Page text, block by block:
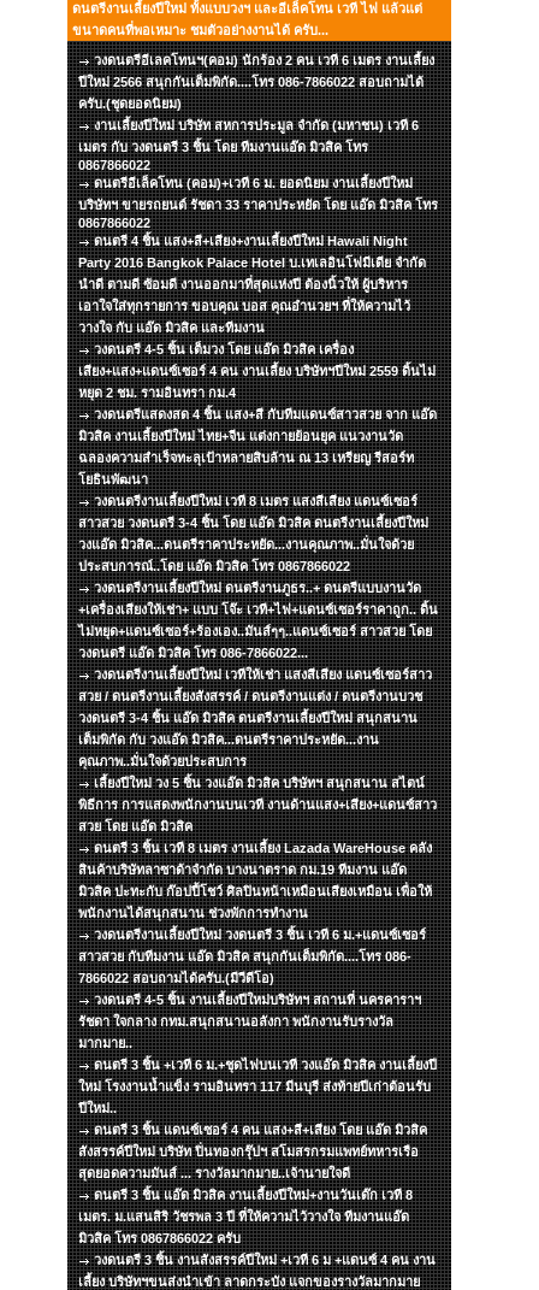
ดนตรีงานเลี้ยงปีใหม่ ทั้งแบบวงฯ และอีเล็คโทน เวที ไฟ แล้วแต่
ขนาดคนที่พอเหมาะ ชมตัวอย่างงานได้ ครับ...
วงดนตรีอีเลคโทนฯ(คอม) นักร้อง 2 คน เวที 6 เมตร งานเลี้ยง
ปีใหม่ 2566 สนุกกันเต็มพิกัด....โทร 086-7866022 สอบถามได้
ครับ.(ชุดยอดนิยม)
งานเลี้ยงปีใหม่ บริษัท สหการประมูล จำกัด (มหาชน) เวที 6
เมตร กับ วงดนตรี 3 ชิ้น โดย ทีมงานแอ๊ด มิวสิค โทร
0867866022
ดนตรีอีเล็คโทน (คอม)+เวที 6 ม. ยอดนิยม งานเลี้ยงปีใหม่
บริษัทฯ ขายรถยนต์ รัชดา 33 ราคาประหยัด โดย แอ๊ด มิวสิค โทร
0867866022
ดนตรี 4 ชิ้น แสง+สี+เสียง+งานเลี้ยงปีใหม่ Hawali Night
Party 2016 Bangkok Palace Hotel บ.เทเลอินโฟมีเดีย จำกัด
นำดี ตามดี ซ้อมดี งานออกมาที่สุดแห่งปี ต้องนิ้วให้ ผู้บริหาร
เอาใจใส่ทุกรายการ ขอบคุณ บอส คุณอำนวยฯ ที่ให้ความไว้
วางใจ กับ แอ๊ด มิวสิค และทีมงาน
วงดนตรี 4-5 ชิ้น เต็มวง โดย แอ๊ด มิวสิค เครื่อง
เสียง+แสง+แดนซ์เซอร์ 4 คน งานเลี้ยง บริษัทฯปีใหม่ 2559 ดิ้นไม่
หยุด 2 ชม. รามอินทรา กม.4
วงดนตรีแสดงสด 4 ชิ้น แสง+สี กับทีมแดนซ์สาวสวย จาก แอ๊ด
มิวสิค งานเลี้ยงปีใหม่ ไทย+จีน แต่งกายย้อนยุค แนวงานวัด
ฉลองความสำเร็จทะลุเป้าหลายสิบล้าน ณ 13 เหรียญ รีสอร์ท
โยธินพัฒนา
วงดนตรีงานเลี้ยงปีใหม่ เวที 8 เมตร แสงสีเสียง แดนซ์เซอร์
สาวสวย วงดนตรี 3-4 ชิ้น โดย แอ๊ด มิวสิค ดนตรีงานเลี้ยงปีใหม่
วงแอ๊ด มิวสิค...ดนตรีราคาประหยัด...งานคุณภาพ..มั่นใจด้วย
ประสบการณ์..โดย แอ๊ด มิวสิค โทร 0867866022
วงดนตรีงานเลี้ยงปีใหม่ ดนตรีงานภูธร..+ ดนตรีแบบงานวัด
+เครื่องเสียงให้เช่า+ แบบ โจ๊ะ เวที+ไฟ+แดนซ์เซอร์ราคาถูก.. ดิ้น
ไม่หยุด+แดนซ์เซอร์+ร้องเอง..มันส์ๆๆ..แดนซ์เซอร์ สาวสวย โดย
วงดนตรี แอ๊ด มิวสิค โทร 086-7866022...
วงดนตรีงานเลี้ยงปีใหม่ เวทีให้เช่า แสงสีเสียง แดนซ์เซอร์สาว
สวย / ดนตรีงานเลี้ยงสังสรรค์ / ดนตรีงานแต่ง / ดนตรีงานบวช
วงดนตรี 3-4 ชิ้น แอ๊ด มิวสิค ดนตรีงานเลี้ยงปีใหม่ สนุกสนาน
เต็มพิกัด กับ วงแอ๊ด มิวสิค...ดนตรีราคาประหยัด...งาน
คุณภาพ..มั่นใจด้วยประสบการ
เลี้ยงปีใหม่ วง 5 ชิ้น วงแอ๊ด มิวสิค บริษัทฯ สนุกสนาน สไตน์
พิธีการ การแสดงพนักงานบนเวที งานด้านแสง+เสียง+แดนซ์สาว
สวย โดย แอ๊ด มิวสิค
ดนตรี 3 ชิ้น เวที 8 เมตร งานเลี้ยง Lazada WareHouse คลัง
สินค้าบริษัทลาซาด้าจำกัด บางนาตราด กม.19 ทีมงาน แอ๊ด
มิวสิค ปะทะกับ ก๊อปปี้โชว์ ศิลปินหน้าเหมือนเสียงเหมือน เพื่อให้
พนักงานได้สนุกสนาน ช่วงพักการทำงาน
วงดนตรีงานเลี้ยงปีใหม่ วงดนตรี 3 ชิ้น เวที 6 ม.+แดนซ์เซอร์
สาวสวย กับทีมงาน แอ๊ด มิวสิค สนุกกันเต็มพิกัด....โทร 086-
7866022 สอบถามได้ครับ.(มีวีดีโอ)
วงดนตรี 4-5 ชิ้น งานเลี้ยงปีใหม่บริษัทฯ สถานที่ นครคาราฯ
รัชดา ใจกลาง กทม.สนุกสนานอลังกา พนักงานรับรางวัล
มากมาย..
ดนตรี 3 ชิ้น +เวที 6 ม.+ชุดไฟบนเวที วงแอ๊ด มิวสิค งานเลี้ยงปี
ใหม่ โรงงานน้ำแข็ง รามอินทรา 117 มีนบุรี ส่งท้ายปีเก่าต้อนรับ
ปีใหม่..
ดนตรี 3 ชิ้น แดนซ์เซอร์ 4 คน แสง+สี+เสียง โดย แอ๊ด มิวสิค
สังสรรค์ปีใหม่ บริษัท ปิ่นทองกรุ๊ปฯ สโมสรกรมแพทย์ทหารเรือ
สุดยอดความมันส์ ... รางวัลมากมาย..เจ้านายใจดี
ดนตรี 3 ชิ้น แอ๊ด มิวสิค งานเลี้ยงปีใหม่+งานวันเด๊ก เวที 8
เมตร. ม.แสนสิริ วัชรพล 3 ปี ที่ให้ความไว้วางใจ ทีมงานแอ๊ด
มิวสิค โทร 0867866022 ครับ
วงดนตรี 3 ชิ้น งานสังสรรค์ปีใหม่ +เวที 6 ม +แดนซ์ 4 คน งาน
เลี้ยง บริษัทฯขนส่งนำเข้า ลาดกระบัง แจกของรางวัลมากมาย